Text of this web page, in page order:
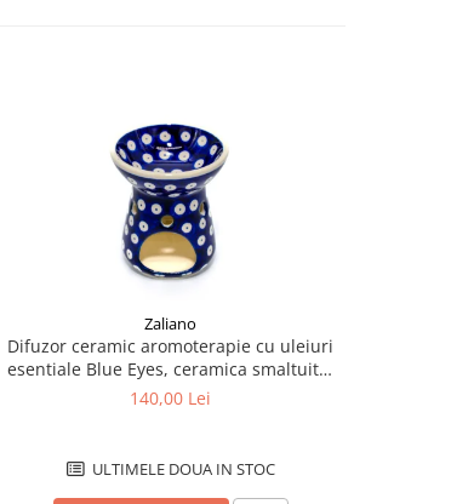
Zaliano
Difuzor ceramic aromoterapie cu uleiuri
esentiale Blue Eyes, ceramica smaltuita,
pictata manual, 10,4 x 8,9 cm
140,00 Lei
ULTIMELE DOUA IN STOC